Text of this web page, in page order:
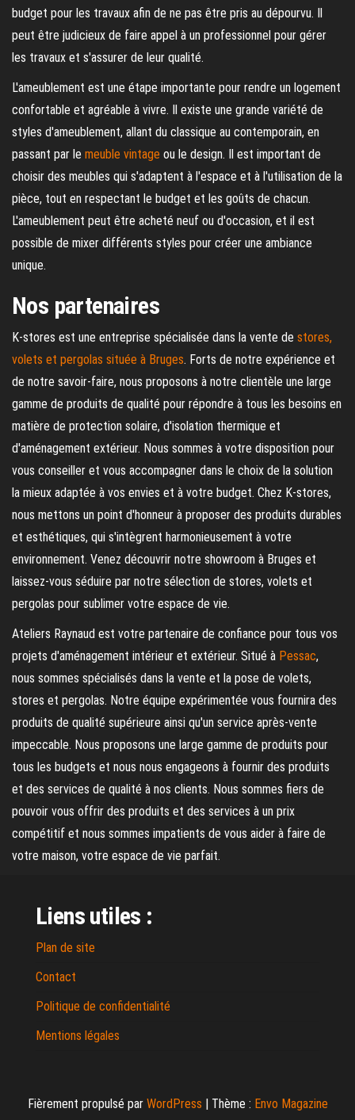
budget pour les travaux afin de ne pas être pris au dépourvu. Il
peut être judicieux de faire appel à un professionnel pour gérer
les travaux et s'assurer de leur qualité.
L'ameublement est une étape importante pour rendre un logement
confortable et agréable à vivre. Il existe une grande variété de
styles d'ameublement, allant du classique au contemporain, en
passant par le meuble vintage ou le design. Il est important de
choisir des meubles qui s'adaptent à l'espace et à l'utilisation de la
pièce, tout en respectant le budget et les goûts de chacun.
L'ameublement peut être acheté neuf ou d'occasion, et il est
possible de mixer différents styles pour créer une ambiance
unique.
Nos partenaires
K-stores est une entreprise spécialisée dans la vente de stores,
volets et pergolas située à Bruges. Forts de notre expérience et
de notre savoir-faire, nous proposons à notre clientèle une large
gamme de produits de qualité pour répondre à tous les besoins en
matière de protection solaire, d'isolation thermique et
d'aménagement extérieur. Nous sommes à votre disposition pour
vous conseiller et vous accompagner dans le choix de la solution
la mieux adaptée à vos envies et à votre budget. Chez K-stores,
nous mettons un point d'honneur à proposer des produits durables
et esthétiques, qui s'intègrent harmonieusement à votre
environnement. Venez découvrir notre showroom à Bruges et
laissez-vous séduire par notre sélection de stores, volets et
pergolas pour sublimer votre espace de vie.
Ateliers Raynaud est votre partenaire de confiance pour tous vos
projets d'aménagement intérieur et extérieur. Situé à Pessac,
nous sommes spécialisés dans la vente et la pose de volets,
stores et pergolas. Notre équipe expérimentée vous fournira des
produits de qualité supérieure ainsi qu'un service après-vente
impeccable. Nous proposons une large gamme de produits pour
tous les budgets et nous nous engageons à fournir des produits
et des services de qualité à nos clients. Nous sommes fiers de
pouvoir vous offrir des produits et des services à un prix
compétitif et nous sommes impatients de vous aider à faire de
votre maison, votre espace de vie parfait.
Liens utiles :
Plan de site
Contact
Politique de confidentialité
Mentions légales
Fièrement propulsé par WordPress Thème : Envo Magazine